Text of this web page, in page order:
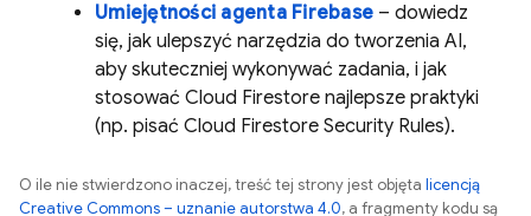
Umiejętności agenta Firebase – dowiedz
się, jak ulepszyć narzędzia do tworzenia AI,
aby skuteczniej wykonywać zadania, i jak
stosować Cloud Firestore najlepsze praktyki
(np. pisać Cloud Firestore Security Rules).
O ile nie stwierdzono inaczej, treść tej strony jest objęta licencją
Creative Commons – uznanie autorstwa 4.0, a fragmenty kodu są